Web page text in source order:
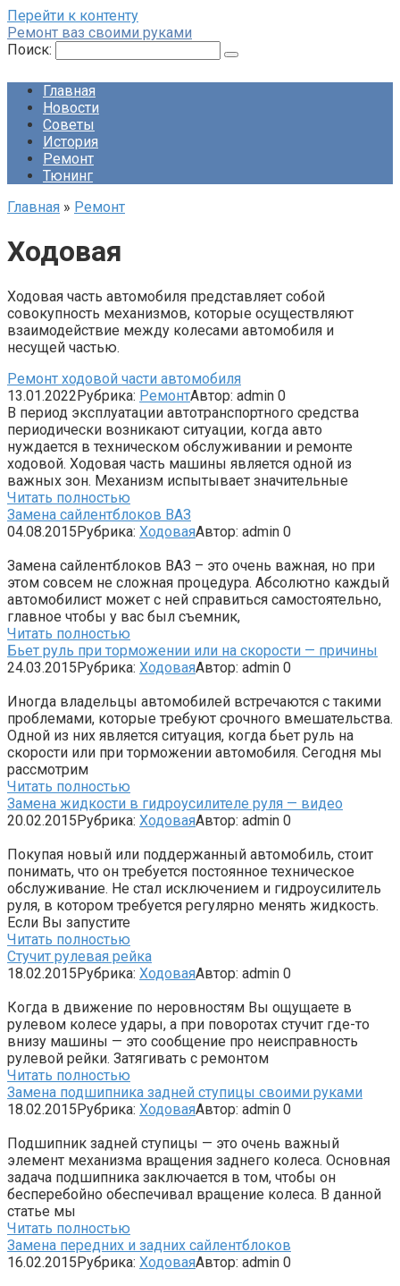
Перейти к контенту
Ремонт ваз своими руками
Поиск:
Главная
Новости
Советы
История
Ремонт
Тюнинг
Главная » Ремонт
Ходовая
Ходовая часть автомобиля представляет собой
совокупность механизмов, которые осуществляют
взаимодействие между колесами автомобиля и
несущей частью.
Ремонт ходовой части автомобиля
13.01.2022Рубрика: РемонтАвтор: admin 0
В период эксплуатации автотранспортного средства
периодически возникают ситуации, когда авто
нуждается в техническом обслуживании и ремонте
ходовой. Ходовая часть машины является одной из
важных зон. Механизм испытывает значительные
Читать полностью
Замена сайлентблоков ВАЗ
04.08.2015Рубрика: ХодоваяАвтор: admin 0
Замена сайлентблоков ВАЗ – это очень важная, но при
этом совсем не сложная процедура. Абсолютно каждый
автомобилист может с ней справиться самостоятельно,
главное чтобы у вас был съемник,
Читать полностью
Бьет руль при торможении или на скорости — причины
24.03.2015Рубрика: ХодоваяАвтор: admin 0
Иногда владельцы автомобилей встречаются с такими
проблемами, которые требуют срочного вмешательства.
Одной из них является ситуация, когда бьет руль на
скорости или при торможении автомобиля. Сегодня мы
рассмотрим
Читать полностью
Замена жидкости в гидроусилителе руля — видео
20.02.2015Рубрика: ХодоваяАвтор: admin 0
Покупая новый или поддержанный автомобиль, стоит
понимать, что он требуется постоянное техническое
обслуживание. Не стал исключением и гидроусилитель
руля, в котором требуется регулярно менять жидкость.
Если Вы запустите
Читать полностью
Стучит рулевая рейка
18.02.2015Рубрика: ХодоваяАвтор: admin 0
Когда в движение по неровностям Вы ощущаете в
рулевом колесе удары, а при поворотах стучит где-то
внизу машины — это сообщение про неисправность
рулевой рейки. Затягивать с ремонтом
Читать полностью
Замена подшипника задней ступицы своими руками
18.02.2015Рубрика: ХодоваяАвтор: admin 0
Подшипник задней ступицы — это очень важный
элемент механизма вращения заднего колеса. Основная
задача подшипника заключается в том, чтобы он
бесперебойно обеспечивал вращение колеса. В данной
статье мы
Читать полностью
Замена передних и задних сайлентблоков
16.02.2015Рубрика: ХодоваяАвтор: admin 0